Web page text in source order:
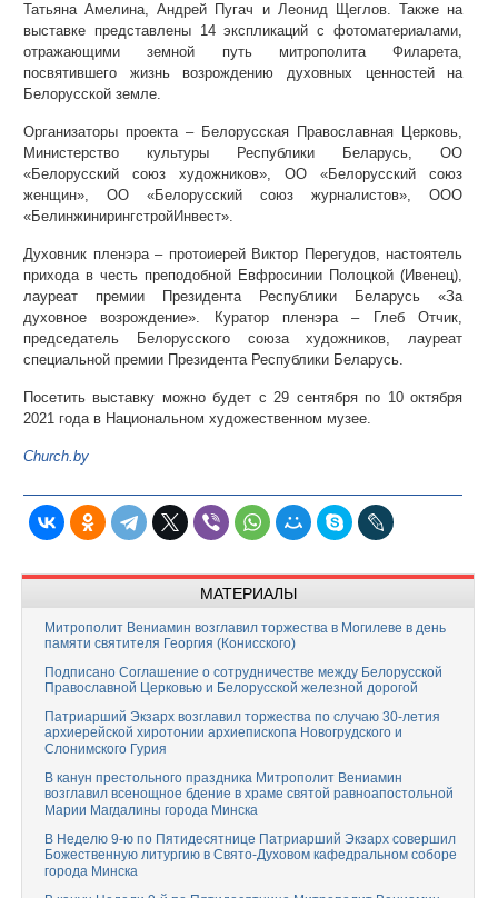
Татьяна Амелина, Андрей Пугач и Леонид Щеглов. Также на
выставке представлены 14 экспликаций с фотоматериалами,
отражающими земной путь митрополита Филарета,
посвятившего жизнь возрождению духовных ценностей на
Белорусской земле.
Организаторы проекта – Белорусская Православная Церковь,
Министерство культуры Республики Беларусь, ОО
«Белорусский союз художников», ОО «Белорусский союз
женщин», ОО «Белорусский союз журналистов», ООО
«БелинжинирингстройИнвест».
Духовник пленэра – протоиерей Виктор Перегудов, настоятель
прихода в честь преподобной Евфросинии Полоцкой (Ивенец),
лауреат премии Президента Республики Беларусь «За
духовное возрождение». Куратор пленэра – Глеб Отчик,
председатель Белорусского союза художников, лауреат
специальной премии Президента Республики Беларусь.
Посетить выставку можно будет с 29 сентября по 10 октября
2021 года в Национальном художественном музее.
Сhurch.by
МАТЕРИАЛЫ
Митрополит Вениамин возглавил торжества в Могилеве в день
памяти святителя Георгия (Конисского)
Подписано Соглашение о сотрудничестве между Белорусской
Православной Церковью и Белорусской железной дорогой
Патриарший Экзарх возглавил торжества по случаю 30-летия
архиерейской хиротонии архиепископа Новогрудского и
Слонимского Гурия
В канун престольного праздника Митрополит Вениамин
возглавил всенощное бдение в храме святой равноапостольной
Марии Магдалины города Минска
В Неделю 9-ю по Пятидесятнице Патриарший Экзарх совершил
Божественную литургию в Свято-Духовом кафедральном соборе
города Минска